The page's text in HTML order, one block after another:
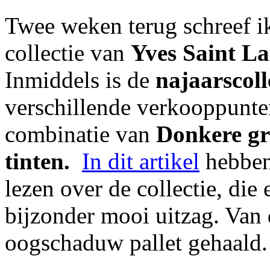
Twee weken terug schreef
collectie van Yves Saint
Inmiddels is de
verschillende
combinatie van Donkere
tinten. In dit artikel
lezen over de collectie, die
bijzonder mooi uitzag.
oogschaduw pallet